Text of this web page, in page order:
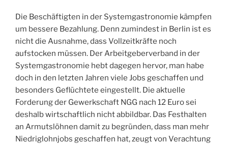
Die Beschäftigten in der Systemgastronomie kämpfen
um bessere Bezahlung. Denn zumindest in Berlin ist es
nicht die Ausnahme, dass Vollzeitkräfte noch
aufstocken müssen. Der Arbeitgeberverband in der
Systemgastronomie hebt dagegen hervor, man habe
doch in den letzten Jahren viele Jobs geschaffen und
besonders Geflüchtete eingestellt. Die aktuelle
Forderung der Gewerkschaft NGG nach 12 Euro sei
deshalb wirtschaftlich nicht abbildbar. Das Festhalten
an Armutslöhnen damit zu begründen, dass man mehr
Niedriglohnjobs geschaffen hat, zeugt von Verachtung